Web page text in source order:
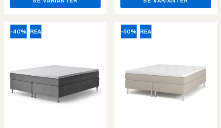
-40% REA -50% REA